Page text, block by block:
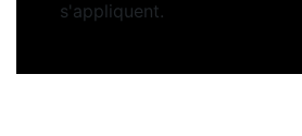
s'appliquent.